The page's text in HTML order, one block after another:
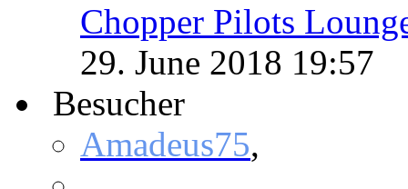
Chopper Pilots
29. June 2018 19:57
Besucher
Amadeus75,